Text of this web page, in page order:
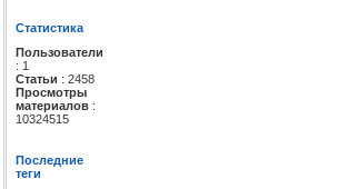
Статистика
Пользователи
: 1
Статьи : 2458
Просмотры
материалов :
10324515
Последние
теги